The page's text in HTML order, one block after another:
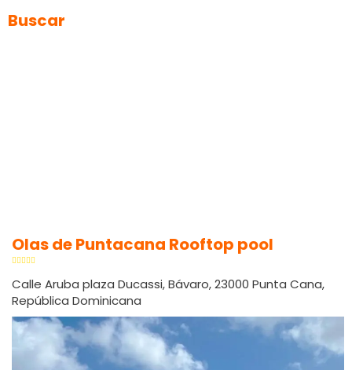
Buscar
Olas de Puntacana Rooftop pool
Calle Aruba plaza Ducassi, Bávaro, 23000 Punta Cana,
República Dominicana